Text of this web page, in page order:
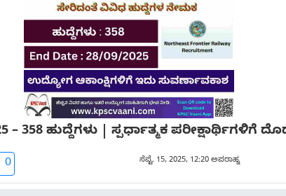
358 ಹುದ್ದೆಗಳು | ಸ್ಪರ್ಧಾತ್ಮಕ ಪರೀಕ್ಷಾರ್ಥಿಗಳಿಗೆ
0 ಸೆಪ್ಟೆ. 15, 2025, 12:20 ಅಪರಾಹ್ನ